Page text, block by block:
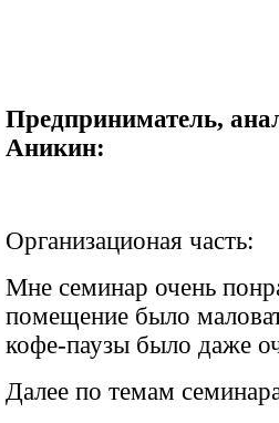
Предприниматель,
Аникин:
Организационая часть:
Мне семинар очень
помещение было
кофе-паузы было даже
Далее по темам